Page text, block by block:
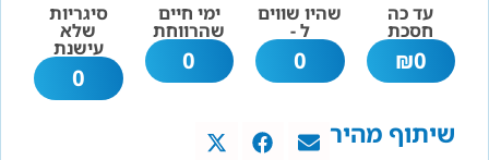
עד כה
חסכת
0
₪
שהיו שווים
ל -
0
ימי חיים
שהרווחת
0
סיגריות
שלא
עישנת
0
שיתוף מהיר